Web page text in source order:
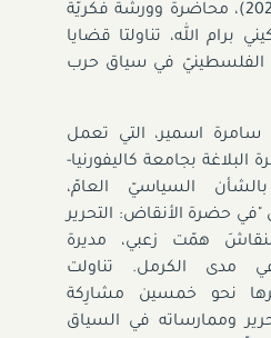
كانون الأوّل الجاري (2024)، محاضرة وورشة فكريّة
برام الله، تناولتا قضايا
الفلسطينيّ في سياق حرب
اسمير، التي تعمل
البلاغة بجامعة كاليفورنيا-
بالشأن السياسيّ العامّ،
حضرة الأنقاض: التحرير
همّت زعبي، مديرة
في مدى الكرمل. تناولت
نحو خمسين مشارِكة
وممارساته في السياق